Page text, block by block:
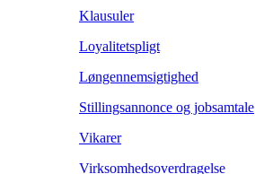
Klausuler
Loyalitetspligt
Løngennemsigtighed
Stillingsannonce og jobsamtale
Vikarer
Virksomhedsoverdragelse